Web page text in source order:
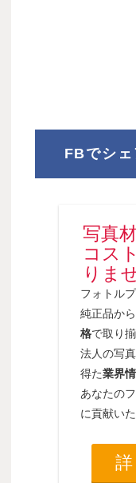
FBでシェ
写真
コス
りま
フォトル
純正品か
格で取り
法人の写
得た業界
あなたの
に貢献い